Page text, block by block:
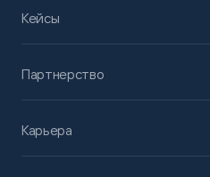
Кейсы
Партнерство
Карьера